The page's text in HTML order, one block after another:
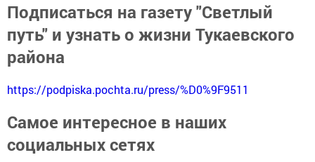
Подписаться на газету "Светлый
путь" и узнать о жизни Тукаевского
района
https://podpiska.pochta.ru/press/%D0%9F9511
Самое интересное в наших
социальных сетях